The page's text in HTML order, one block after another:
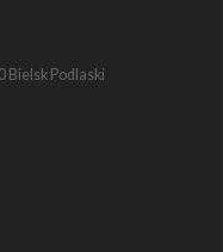
Bielsk Podlaski